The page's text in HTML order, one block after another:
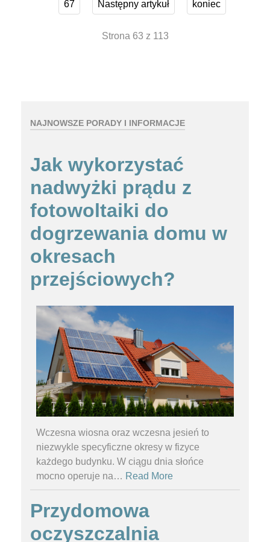
67 Następny artykuł koniec
Strona 63 z 113
NAJNOWSZE PORADY I INFORMACJE
Jak wykorzystać
nadwyżki prądu z
fotowoltaiki do
dogrzewania domu w
okresach
przejściowych?
Wczesna wiosna oraz wczesna jesień to
niezwykle specyficzne okresy w fizyce
każdego budynku. W ciągu dnia słońce
mocno operuje na… Read More
Przydomowa
oczyszczalnia